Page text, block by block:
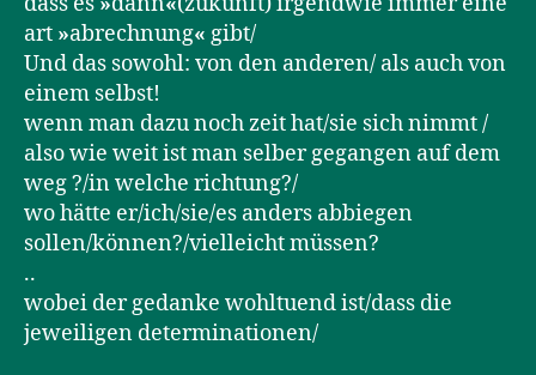
art »abrechnung« gibt/
Und das sowohl: von den anderen/ als auch von
einem selbst!
wenn man dazu noch zeit hat/sie sich nimmt /
also wie weit ist man selber gegangen auf dem
weg ?/in welche richtung?/
wo hätte er/ich/sie/es anders abbiegen
sollen/können?/vielleicht müssen?
..
wobei der gedanke wohltuend ist/dass die
jeweiligen determinationen/